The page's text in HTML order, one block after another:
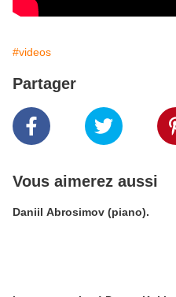
#videos
Partager
Vous aimerez aussi
Daniil Abrosimov (piano).